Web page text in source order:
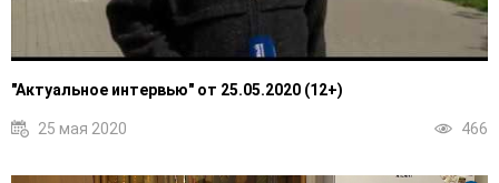
"Актуальное интервью" от 25.05.2020 (12+)
25 мая 2020 466